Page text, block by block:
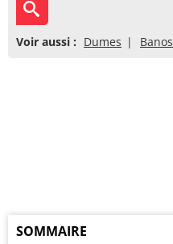
Voir aussi : Dumes Banos
SOMMAIRE